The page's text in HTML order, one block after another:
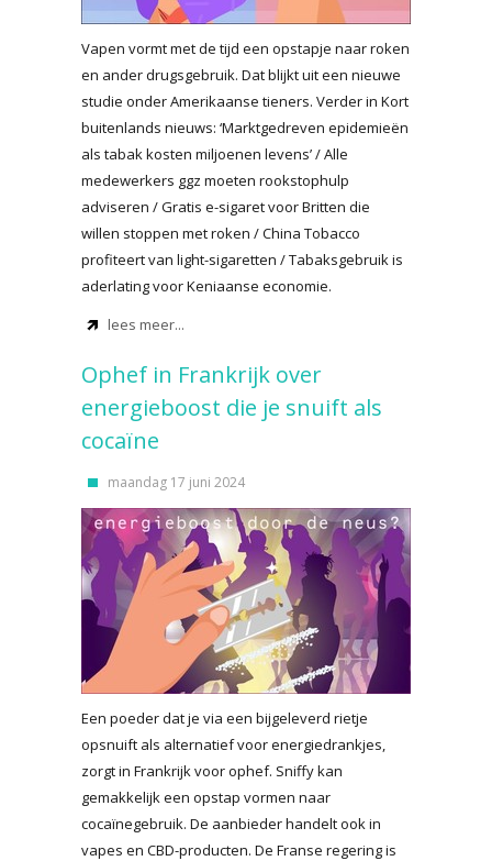
Vapen vormt met de tijd een opstapje naar roken
en ander drugsgebruik. Dat blijkt uit een nieuwe
studie onder Amerikaanse tieners. Verder in Kort
buitenlands nieuws: ‘Marktgedreven epidemieën
als tabak kosten miljoenen levens’ / Alle
medewerkers ggz moeten rookstophulp
adviseren / Gratis e-sigaret voor Britten die
willen stoppen met roken / China Tobacco
profiteert van light-sigaretten / Tabaksgebruik is
aderlating voor Keniaanse economie.
lees meer...
Ophef in Frankrijk over
energieboost die je snuift als
cocaïne
maandag 17 juni 2024
Een poeder dat je via een bijgeleverd rietje
opsnuift als alternatief voor energiedrankjes,
zorgt in Frankrijk voor ophef. Sniffy kan
gemakkelijk een opstap vormen naar
cocaïnegebruik. De aanbieder handelt ook in
vapes en CBD-producten. De Franse regering is